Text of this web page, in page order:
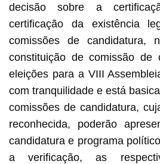
decisão sobre a
certificação da existência
comissões de
constituição de comissão de
eleições para a VIII
com tranquilidade e está
comissões de candidatura,
reconhecida, poderão
candidatura e programa
a verificação, as